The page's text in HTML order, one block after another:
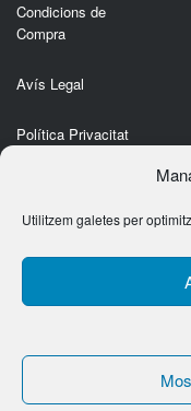
Utilitzem galetes per
Condicions de
Compra
Avís Legal
Política Privacitat